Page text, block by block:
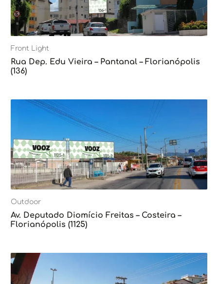
Front Light
Rua Dep. Edu Vieira – Pantanal – Florianópolis
(136)
Outdoor
Av. Deputado Diomício Freitas – Costeira –
Florianópolis (1125)